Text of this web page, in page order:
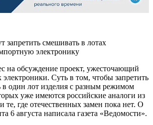
запретить смешивать в лотах
электронику
на обсуждение проект, ужесточающий
электроники. Суть в том, чтобы запретить
в один лот изделия с разным режимом
уже имеются российские аналоги из
те, где отечественных замен пока нет. О
6 августа написала газета «Ведомости».